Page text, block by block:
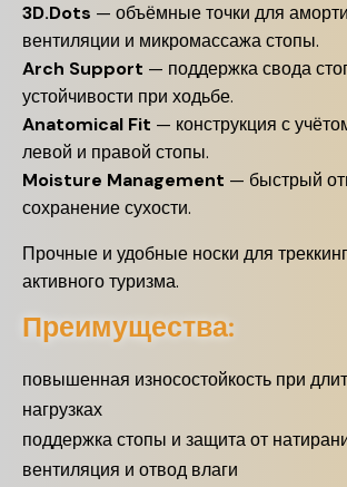
3D.Dots — объёмные точки для
вентиляции и микромассажа стопы.
Arch Support — поддержка свода
устойчивости при ходьбе.
Anatomical Fit — конструкция с
левой и правой стопы.
Moisture Management — быстрый
сохранение сухости.
Прочные и удобные носки для
активного туризма.
Преимущества:
повышенная износостойкость при
нагрузках
поддержка стопы и защита от
вентиляция и отвод влаги